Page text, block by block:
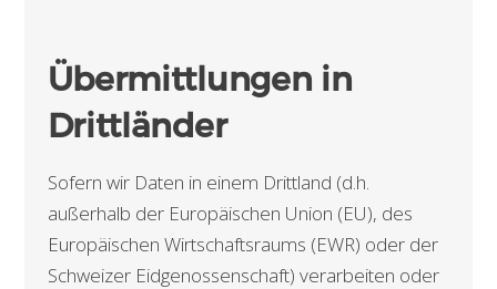
Übermittlungen in
Drittländer
Sofern wir Daten in einem Drittland (d.h.
außerhalb der Europäischen Union (EU), des
Europäischen Wirtschaftsraums (EWR) oder der
Schweizer Eidgenossenschaft) verarbeiten oder